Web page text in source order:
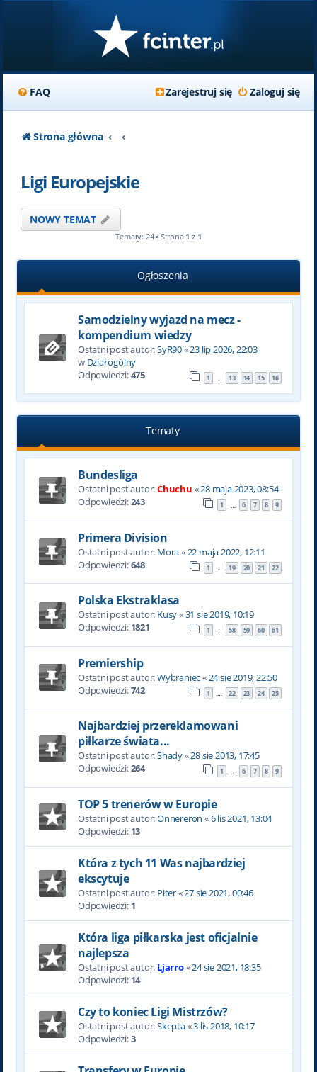
FAQ Zaloguj się
Zarejestruj się
Strona główna
Ligi Europejskie
NOWY TEMAT
Tematy: 24 • Strona 1 z 1
Ogłoszenia
Samodzielny wyjazd na mecz -
kompendium wiedzy
Ostatni post autor:SyR90«23 lip 2026, 22:03
w Dział ogólny
Odpowiedzi:475 1 … 13 14 15 16
Tematy
Bundesliga
Ostatni post autor:Chuchu «28 maja 2023, 08:54
Odpowiedzi:243 1 … 6 7 8 9
Primera Division
Ostatni post autor: Mora«22 maja 2022, 12:11
Odpowiedzi:648 1 … 19 20 21 22
Polska Ekstraklasa
Ostatni post autor: Kusy«31 sie 2019, 10:19
Odpowiedzi: 1821 1 … 58 59 60 61
Premiership
Ostatni post autor:Wybraniec«24 sie 2019, 22:50
Odpowiedzi:742 1 … 22 23 24 25
Najbardziej przereklamowani
piłkarze świata...
Ostatni post autor:Shady«28 sie 2013, 17:45
Odpowiedzi:264 1 … 6 7 8 9
TOP 5 trenerów w Europie
Ostatni post autor:Onnereron «6 lis 2021, 13:04
Odpowiedzi: 13
Która z tych 11 Was najbardziej
ekscytuje
Ostatni post autor: Piter«27 sie 2021, 00:46
Odpowiedzi: 1
Która liga piłkarska jest oficjalnie
najlepsza
Ostatni post autor: Ljarro«24 sie 2021, 18:35
Odpowiedzi: 14
Czy to koniec Ligi Mistrzów?
Ostatni post autor:Skepta«3 lis 2018, 10:17
Odpowiedzi:3